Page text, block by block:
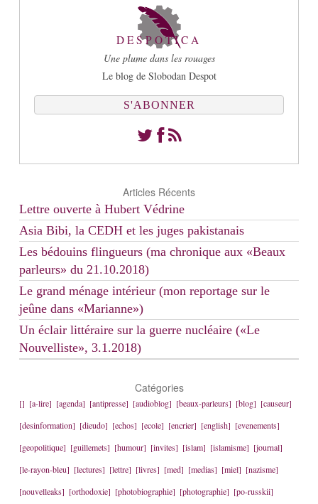
DESPOTICA
Une plume dans les rouages
Le blog de Slobodan Despot
S'ABONNER
Articles Récents
Lettre ouverte à Hubert Védrine
Asia Bibi, la CEDH et les juges pakistanais
Les bédouins flingueurs (ma chronique aux «Beaux
parleurs» du 21.10.2018)
Le grand ménage intérieur (mon reportage sur le
jeûne dans «Marianne»)
Un éclair littéraire sur la guerre nucléaire («Le
Nouvelliste», 3.1.2018)
Catégories
[] [a-lire] [agenda] [antipresse] [audioblog] [beaux-parleurs] [blog] [causeur]
[desinformation] [dieudo] [echos] [ecole] [encrier] [english] [evenements]
[geopolitique] [guillemets] [humour] [invites] [islam] [islamisme] [journal]
[le-rayon-bleu] [lectures] [lettre] [livres] [med] [medias] [miel] [nazisme]
[nouvelleaks] [orthodoxie] [photobiographie] [photographie] [po-russkii]